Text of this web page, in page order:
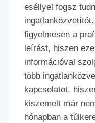
eséllyel fogsz
figyelmesen a
leírást, hiszen
információval
több
kapcsolatot,
kiszemelt már
hónapban a